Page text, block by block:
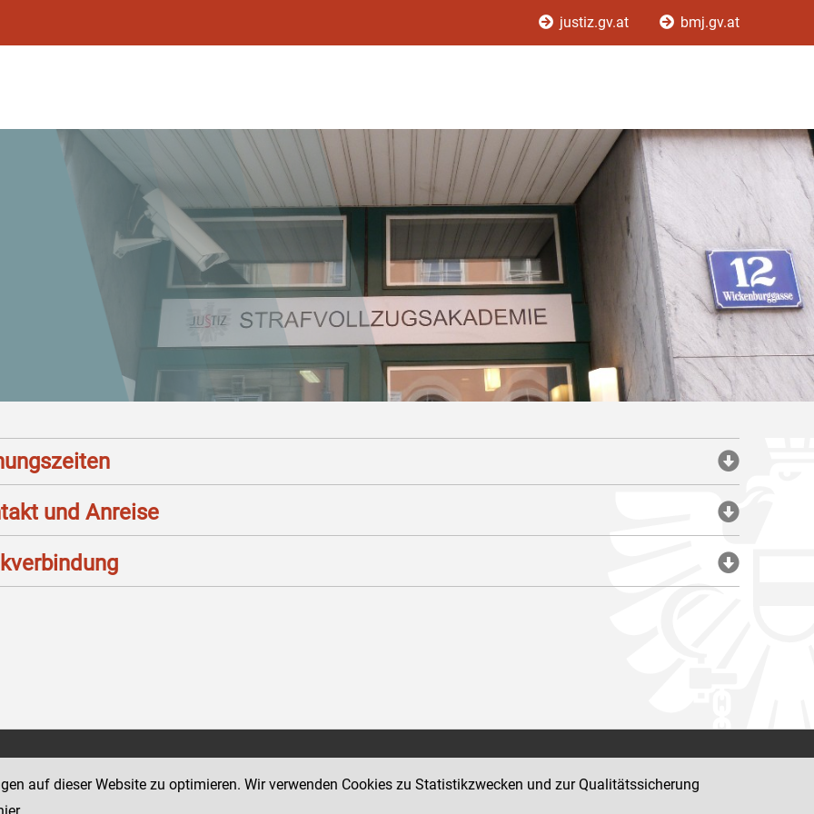
justiz.gv.at bmj.gv.at
und Anreise
12
der Justiz und des BMJ
Impressum
auf dieser Website zu optimieren. Wir verwenden Cookies zu Statistikzwecken und zur Qualitätssicherung